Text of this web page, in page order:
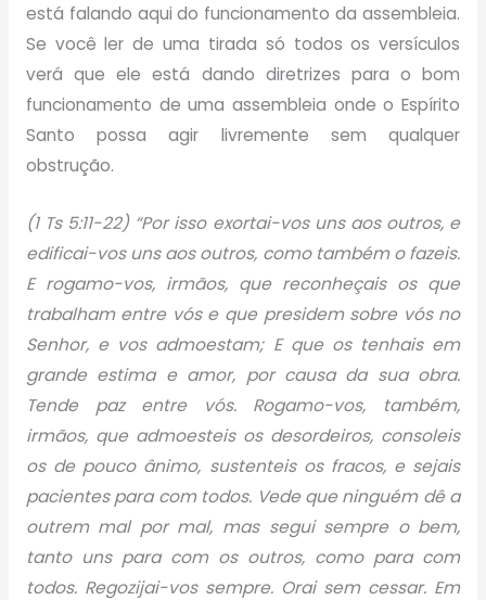
está falando aqui do funcionamento da assembleia.
Se você ler de uma tirada só todos os versículos
verá que ele está dando diretrizes para o bom
funcionamento de uma assembleia onde o Espírito
Santo possa agir livremente sem qualquer
obstrução.
(1 Ts 5:11-22) “Por isso exortai-vos uns aos outros, e
edificai-vos uns aos outros, como também o fazeis.
E rogamo-vos, irmãos, que reconheçais os que
trabalham entre vós e que presidem sobre vós no
Senhor, e vos admoestam; E que os tenhais em
grande estima e amor, por causa da sua obra.
Tende paz entre vós. Rogamo-vos, também,
irmãos, que admoesteis os desordeiros, consoleis
os de pouco ânimo, sustenteis os fracos, e sejais
pacientes para com todos. Vede que ninguém dê a
outrem mal por mal, mas segui sempre o bem,
tanto uns para com os outros, como para com
todos. Regozijai-vos sempre. Orai sem cessar. Em